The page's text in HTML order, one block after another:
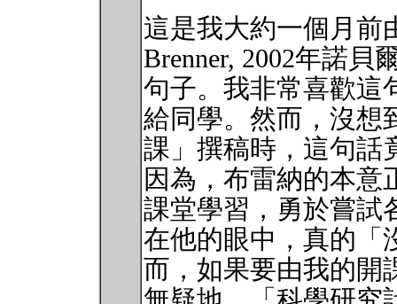
這是我大約一個月前
Brenner, 2002年諾貝
句子。我非常喜歡這
給同學。然而，沒想
課」撰稿時，這句話
因為，布雷納的本意
課堂學習，勇於嘗試
在他的眼中，真的「
而，如果要由我的開